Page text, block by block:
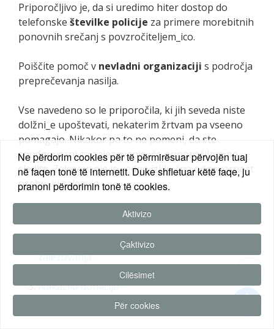
Priporočljivo je, da si uredimo hiter dostop do
telefonske številke policije za primere morebitnih
ponovnih srečanj s povzročiteljem_ico.
Poiščite pomoč v nevladni organizaciji s področja
preprečevanja nasilja.
Vse navedeno so le priporočila, ki jih seveda niste
dolžni_e upoštevati, nekaterim žrtvam pa vseeno
pomagajo. Nikakor pa to ne pomeni, da ste
soodgovorni za zalezovanje, če priporočilom ne
sledite. Zalezovanje je vedno izključna odgovornost
osebe, ki zalezuje.
Pravna opredelitev in sankcioniranje
zalezovanja
Nakazilo donacije
Ne përdorim cookies për të përmirësuar përvojën tuaj
në faqen tonë të internetit. Duke shfletuar këtë faqe, ju
pranoni përdorimin tonë të cookies.
Aktivizo
Çaktivizo
Cilësimet
Për cookies